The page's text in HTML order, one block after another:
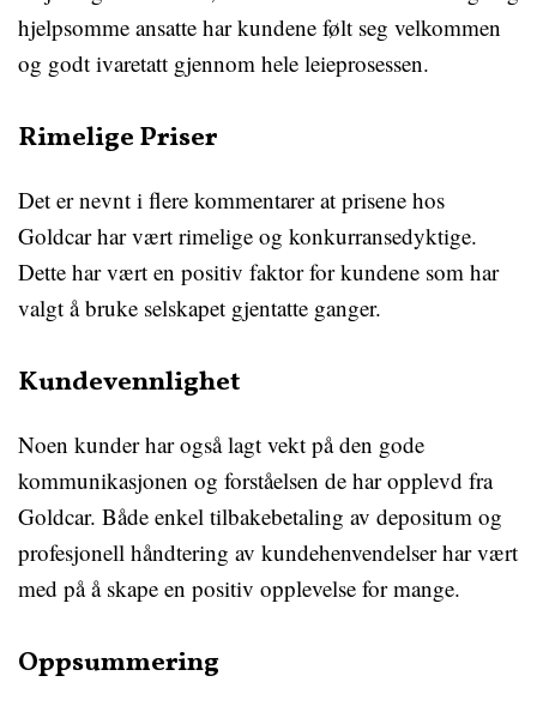
hjelpsomme ansatte har kundene følt seg velkommen
og godt ivaretatt gjennom hele leieprosessen.
Rimelige Priser
Det er nevnt i flere kommentarer at prisene hos
Goldcar har vært rimelige og konkurransedyktige.
Dette har vært en positiv faktor for kundene som har
valgt å bruke selskapet gjentatte ganger.
Kundevennlighet
Noen kunder har også lagt vekt på den gode
kommunikasjonen og forståelsen de har opplevd fra
Goldcar. Både enkel tilbakebetaling av depositum og
profesjonell håndtering av kundehenvendelser har vært
med på å skape en positiv opplevelse for mange.
Oppsummering